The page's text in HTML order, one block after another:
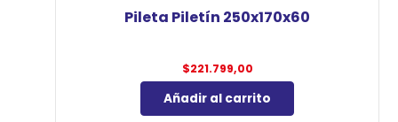
Pileta Piletín 250x170x60
$221.799,00
Añadir al carrito